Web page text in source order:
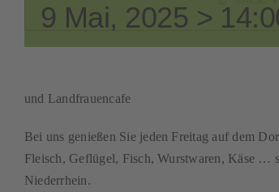
9 Mai, 2025 >
und Landfrauencafe
Bei uns genießen Sie jeden Freitag auf dem
Fleisch, Geflügel, Fisch, Wurstwaren, Käse …
Niederrhein.